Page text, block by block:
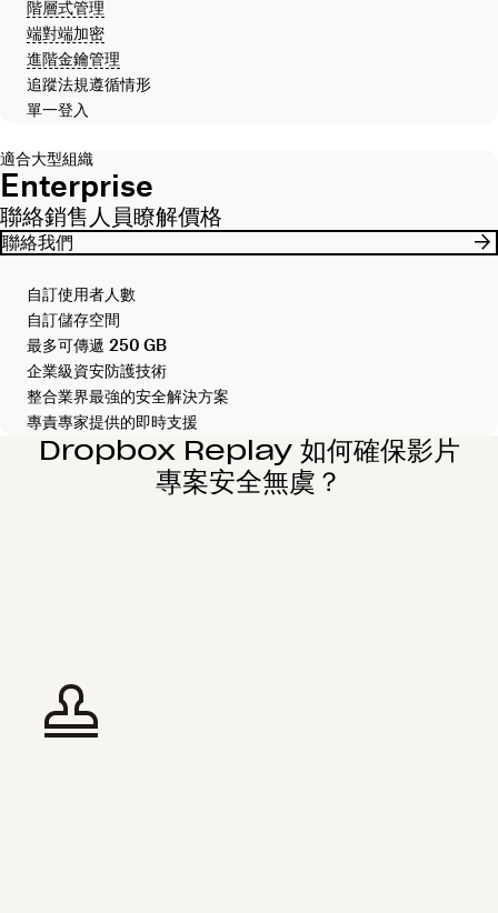
階層式管理
端對端加密
進階金鑰管理
追蹤法規遵循情形
單一登入
適合大型組織
Enterprise
聯絡銷售人員瞭解價格
聯絡我們
自訂使用者人數
自訂儲存空間
最多可傳遞 250 GB
企業級資安防護技術
整合業界最強的安全解決方案
專責專家提供的即時支援
Dropbox Replay 如何確保影片
專案安全無虞？